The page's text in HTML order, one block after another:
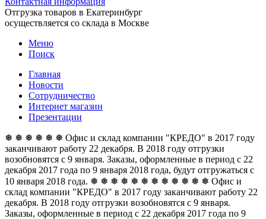
Отгрузка товаров в Екатеринбург
осуществляется со склада в Москве
Меню
Поиск
Главная
Новости
Сотрудничество
Интернет магазин
Презентации
❅ ❅ ❅ ❅ ❅ ❅ Офис и склад компании "КРЕДО" в 2017 году
заканчивают работу 22 декабря. В 2018 году отгрузки
возобновятся с 9 января. Заказы, оформленные в период с 22
декабря 2017 года по 9 января 2018 года, будут отгружаться с
10 января 2018 года. ❅ ❅ ❅ ❅ ❅ ❅ ❅ ❅ ❅ ❅ ❅ ❅ Офис и
склад компании "КРЕДО" в 2017 году заканчивают работу 22
декабря. В 2018 году отгрузки возобновятся с 9 января.
Заказы, оформленные в период с 22 декабря 2017 года по 9